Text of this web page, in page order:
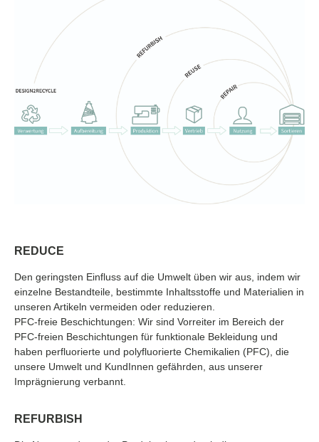
REDUCE
Den geringsten Einfluss auf die Umwelt üben wir aus, indem wir
einzelne Bestandteile, bestimmte Inhaltsstoffe und Materialien in
unseren Artikeln vermeiden oder reduzieren.
PFC-freie Beschichtungen: Wir sind Vorreiter im Bereich der
PFC-freien Beschichtungen für funktionale Bekleidung und
haben perfluorierte und polyfluorierte Chemikalien (PFC), die
unsere Umwelt und KundInnen gefährden, aus unserer
Imprägnierung verbannt.
REFURBISH